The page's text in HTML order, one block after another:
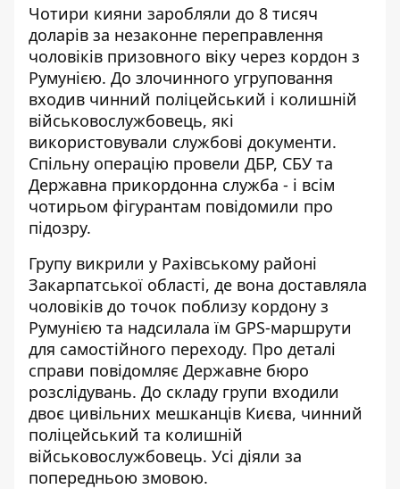
Чотири кияни заробляли до 8 тисяч
доларів за незаконне переправлення
чоловіків призовного віку через кордон з
Румунією. До злочинного угруповання
входив чинний поліцейський і колишній
військовослужбовець, які
використовували службові документи.
Спільну операцію провели ДБР, СБУ та
Державна прикордонна служба - і всім
чотирьом фігурантам повідомили про
підозру.
Групу викрили у Рахівському районі
Закарпатської області, де вона доставляла
чоловіків до точок поблизу кордону з
Румунією та надсилала їм GPS-маршрути
для самостійного переходу. Про деталі
справи повідомляє Державне бюро
розслідувань. До складу групи входили
двоє цивільних мешканців Києва, чинний
поліцейський та колишній
військовослужбовець. Усі діяли за
попередньою змовою.